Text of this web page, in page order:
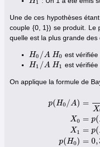
1
Une de ces hypothèses
couple {0, 1}) se produit. Le
quelle est la plus grande des
H0 /A
H0/ A H0
H0 est vérifiée
H1 /A
H1 A H1
H1 est vérifiée
On applique la formule de
p(H0 /A)
X0
X1
p(H0)
=
X
= p(
= p(
= 0,
)=X0X0+X